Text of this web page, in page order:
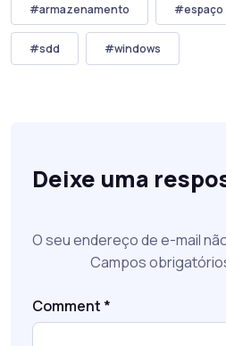
#armazenamento #espaço
#sdd #windows
Deixe uma
O seu endereço de e-mail
Campos
Comment *